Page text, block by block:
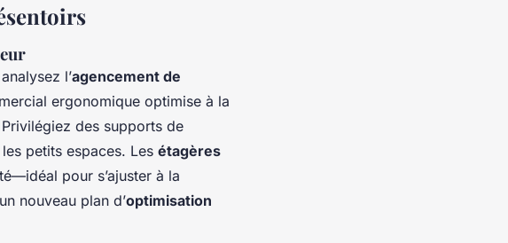
l’agencement de
ergonomique optimise à la
des supports de
petits espaces. Les étagères
pour s’ajuster à la
nouveau plan d’optimisation